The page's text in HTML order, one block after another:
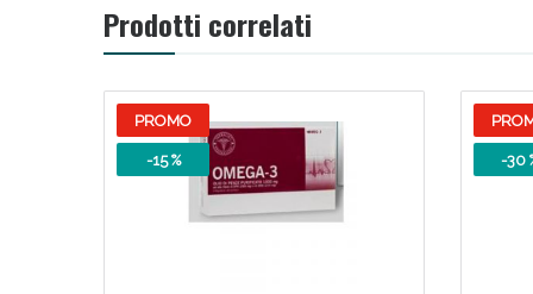
Prodotti correlati
PROMO
-15 % -30